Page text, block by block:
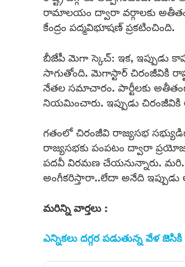
రామాలయం ద్వారా వర్గాలకు
కేంద్రం పద్మవిభూషణ్ ప్రకటించింది.
బీజేపీ మెగా స్కెచ్: ఇక, ఇప్పుడు
సాగుతోంది. మెగాస్టార్ చిరంజీవికి
నేతల సమాచారం. పార్టీలకు
నియమించారు. ఇప్పుడు చిరంజీవికి
గతంలో చిరంజీవి రాజ్యసభ
రాజ్యసభకు పంపటం ద్వారా
పదవీ విరమణ చేయనున్నారు.
అంగీకరిస్తారా..లేదా అనేది
మరిన్ని వార్తలు :
ఎన్నికలు దగ్గర పడుతున్న వేళ